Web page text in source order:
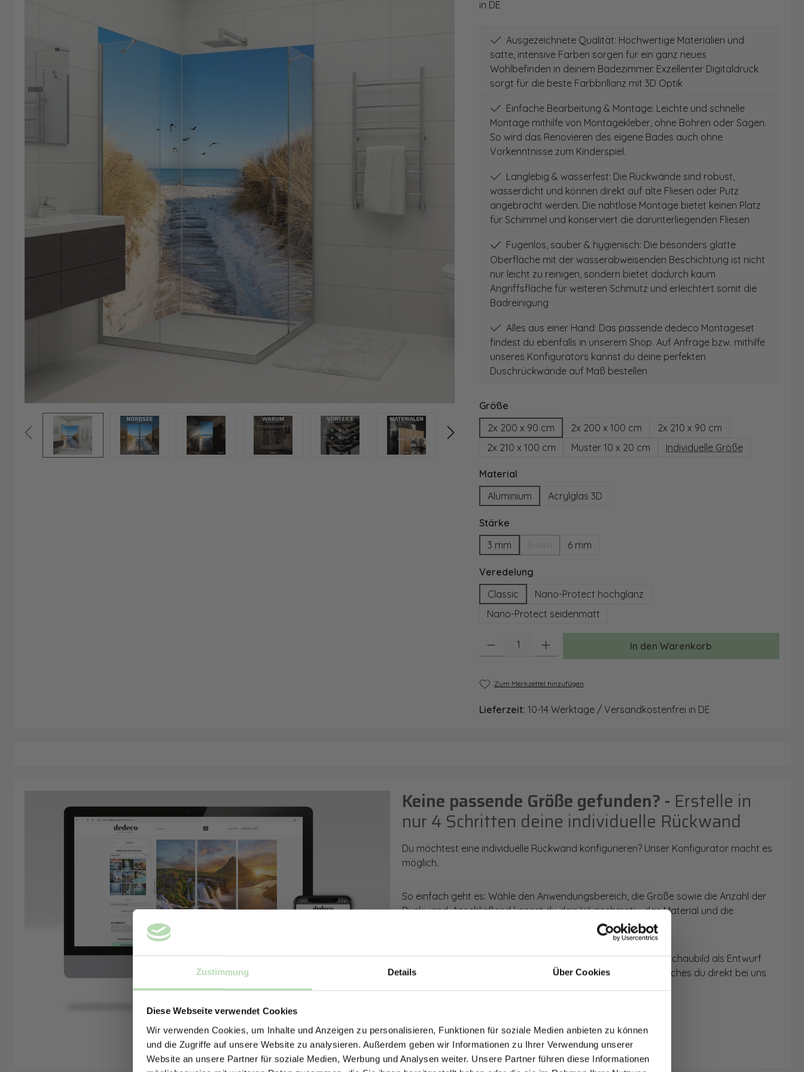
Zustimmung Details Über Cookies
Diese Webseite verwendet Cookies
Wir verwenden Cookies, um Inhalte und Anzeigen zu personalisieren, Funktionen für soziale Medien anbieten zu können
und die Zugriffe auf unsere Website zu analysieren. Außerdem geben wir Informationen zu Ihrer Verwendung unserer
Website an unsere Partner für soziale Medien, Werbung und Analysen weiter. Unsere Partner führen diese Informationen
in DE
Ausgezeichnete Qualität: Hochwertige Materialien und
satte, intensive Farben sorgen für ein ganz neues
Wohlbefinden in deinem Badezimmer. Exzellenter Digitaldruck
sorgt für die beste Farbbrillanz mit 3D Optik
Einfache Bearbeitung & Montage: Leichte und schnelle
Montage mithilfe von Montagekleber, ohne Bohren oder Sägen.
So wird das Renovieren des eigene Bades auch ohne
Vorkenntnisse zum Kinderspiel.
Langlebig & wasserfest: Die Rückwände sind robust,
wasserdicht und können direkt auf alte Fliesen oder Putz
angebracht werden. Die nahtlose Montage bietet keinen Platz
für Schimmel und konserviert die darunterliegenden Fliesen
Fugenlos, sauber & hygienisch: Die besonders glatte
Oberfläche mit der wasserabweisenden Beschichtung ist nicht
nur leicht zu reinigen, sondern bietet dadurch kaum
Angriffsfläche für weiteren Schmutz und erleichtert somit die
Badreinigung
Alles aus einer Hand: Das passende dedeco Montageset
findest du ebenfalls in unserem Shop. Auf Anfrage bzw. mithilfe
unseres Konfigurators kannst du deine perfekten
Duschrückwände auf Maß bestellen
Größeauswählen
2x 200 x 90 cm
2x 200 x 100 cm
2x 210 x 90 cm
2x 210 x 100 cm
Muster 10 x 20 cm Individuelle Größe
Materialauswählen
Aluminium
Acrylglas 3D
Stärkeauswählen
3 mm
(Diese Option ist zurzeit nicht verfügbar.)
6 mm
Veredelungauswählen
Classic
Nano-Protect hochglanz
Nano-Protect seidenmatt
Produkt Anzahl: Gib den gewünschten Wert ein oder benutze die Schaltflächen
In den Warenkorb
Zum Merkzettel hinzufügen
Lieferzeit: 10-14 Werktage / Versandkostenfrei in DE
Keine passende Größe gefunden? - Erstelle in
nur 4 Schritten deine individuelle Rückwand
Du möchtest eine individuelle Rückwand konfigurieren? Unser Konfigurator macht es
möglich.
So einfach geht es: Wähle den Anwendungsbereich, die Größe sowie die Anzahl der
Rückwand. Anschließend kannst du dein Wunschmotiv, das Material und die
Mithilfe unseres Konfigurators werden dir die Rückwände im Schaubild als Entwurf
dargestellt. Parallel erhältst du dein individuelles Angebot, welches du direkt bei uns
bestellen kannst.
Zum Konfigurator
Jetzt zum Newsletter anmelden.